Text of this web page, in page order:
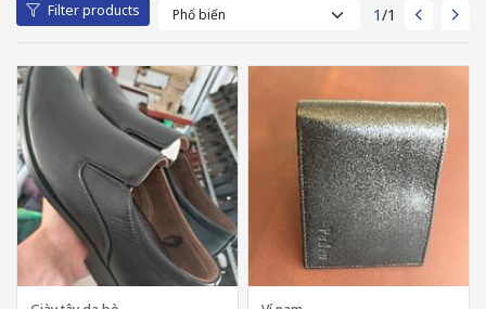
Filter products
1/1